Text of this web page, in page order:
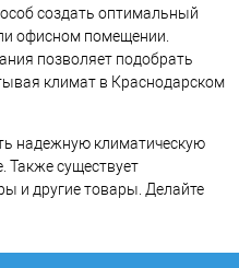
создать оптимальный
офисном помещении.
позволяет подобрать
климат в Краснодарском
надежную климатическую
Также существует
и другие товары. Делайте